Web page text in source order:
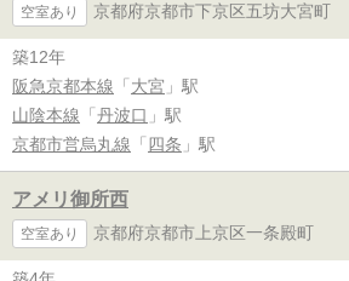
空室あり 京都府京都市下京区五坊大宮町
築12年
阪急京都本線 「 大宮 」駅
山陰本線 「 丹波口 」駅
京都市営烏丸線 「 四条 」駅
アメリ御所西
空室あり 京都府京都市上京区一条殿町